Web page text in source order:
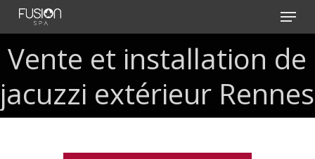
Skip
content
Menu
Vente et installation de
jacuzzi extérieur Rennes